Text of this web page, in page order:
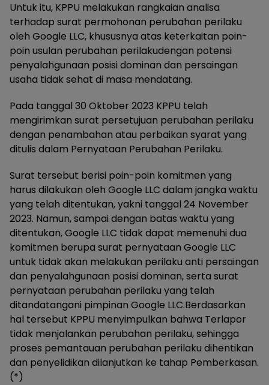
Untuk itu, KPPU melakukan rangkaian analisa
terhadap surat permohonan perubahan perilaku
oleh Google LLC, khususnya atas keterkaitan poin-
poin usulan perubahan perilakudengan potensi
penyalahgunaan posisi dominan dan persaingan
usaha tidak sehat di masa mendatang.
Pada tanggal 30 Oktober 2023 KPPU telah
mengirimkan surat persetujuan perubahan perilaku
dengan penambahan atau perbaikan syarat yang
ditulis dalam Pernyataan Perubahan Perilaku.
Surat tersebut berisi poin-poin komitmen yang
harus dilakukan oleh Google LLC dalam jangka waktu
yang telah ditentukan, yakni tanggal 24 November
2023. Namun, sampai dengan batas waktu yang
ditentukan, Google LLC tidak dapat memenuhi dua
komitmen berupa surat pernyataan Google LLC
untuk tidak akan melakukan perilaku anti persaingan
dan penyalahgunaan posisi dominan, serta surat
pernyataan perubahan perilaku yang telah
ditandatangani pimpinan Google LLC.Berdasarkan
hal tersebut KPPU menyimpulkan bahwa Terlapor
tidak menjalankan perubahan perilaku, sehingga
proses pemantauan perubahan perilaku dihentikan
dan penyelidikan dilanjutkan ke tahap Pemberkasan.
(*)